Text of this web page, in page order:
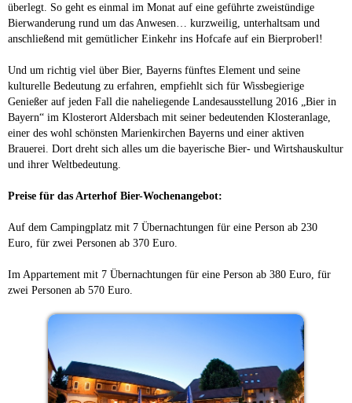
überlegt. So geht es einmal im Monat auf eine geführte zweistündige
Bierwanderung rund um das Anwesen… kurzweilig, unterhaltsam und
anschließend mit gemütlicher Einkehr ins Hofcafe auf ein Bierproberl!
Und um richtig viel über Bier, Bayerns fünftes Element und seine
kulturelle Bedeutung zu erfahren, empfiehlt sich für Wissbegierige
Genießer auf jeden Fall die naheliegende Landesausstellung 2016 „Bier in
Bayern“ im Klosterort Aldersbach mit seiner bedeutenden Klosteranlage,
einer des wohl schönsten Marienkirchen Bayerns und einer aktiven
Brauerei. Dort dreht sich alles um die bayerische Bier- und Wirtshauskultur
und ihrer Weltbedeutung.
Preise für das Arterhof Bier-Wochenangebot:
Auf dem Campingplatz mit 7 Übernachtungen für eine Person ab 230
Euro, für zwei Personen ab 370 Euro.
Im Appartement mit 7 Übernachtungen für eine Person ab 380 Euro, für
zwei Personen ab 570 Euro.